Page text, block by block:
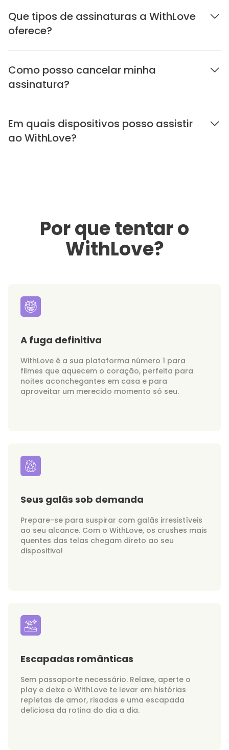
Que tipos de assinaturas a WithLove
oferece?
Como posso cancelar minha
assinatura?
Em quais dispositivos posso assistir
ao WithLove?
Por que tentar o
WithLove?
A fuga definitiva
WithLove é a sua plataforma número 1 para
filmes que aquecem o coração, perfeita para
noites aconchegantes em casa e para
aproveitar um merecido momento só seu.
Seus galãs sob demanda
Prepare-se para suspirar com galãs irresistíveis
ao seu alcance. Com o WithLove, os crushes mais
quentes das telas chegam direto ao seu
dispositivo!
Escapadas românticas
Sem passaporte necessário. Relaxe, aperte o
play e deixe o WithLove te levar em histórias
repletas de amor, risadas e uma escapada
deliciosa da rotina do dia a dia.